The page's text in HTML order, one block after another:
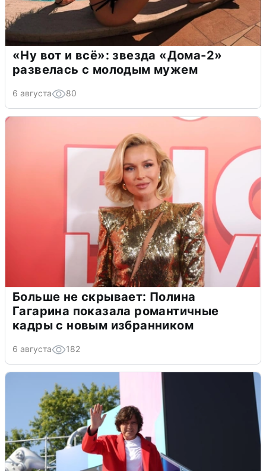
«Ну вот и всё»: звезда «Дома-2»
развелась с молодым мужем
6 августа 80
Больше не скрывает: Полина
Гагарина показала романтичные
кадры с новым избранником
6 августа 182